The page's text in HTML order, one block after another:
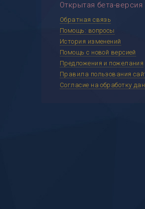
Открытая бета-версия
Обратная связь
Помощь: вопросы
История изменений
Помощь с новой версией
Предложения и пожелания
Правила пользования
Согласие на обработку